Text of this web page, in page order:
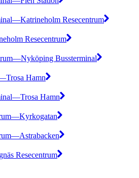
Resecentrum
Resecentrum
Bussterminal
Hamn
Hamn
Resecentrum